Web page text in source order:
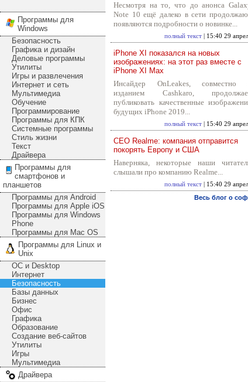
Программы для
Windows
Безопасность
Графика и дизайн
Деловые программы
Утилиты
Игры и развлечения
Интернет и сеть
Мультимедиа
Обучение
Программирование
Программы для КПК
Системные программы
Стиль жизни
Текст
Драйвера
Программы для
смартфонов и
планшетов
Программы для Android
Программы для Apple iOS
Программы для Windows
Phone
Программы для Mac OS
Программы для Linux и
Unix
ОС и Desktop
Интернет
Безопасность
Базы данных
Бизнес
Офис
Графика
Образование
Создание веб-сайтов
Утилиты
Игры
Мультимедиа
Драйвера
Несмотря на то, что до анонса
Note 10 ещё далеко в сети
появляются подробности о новинке...
полный текст | 15:40 29
iPhone XI показался на новых
изображениях: на этот раз вместе с
iPhone XI Max
Инсайдер OnLeakes, совместно
изданием Cashkaro,
публиковать качественные
будущих iPhone 2019...
полный текст | 15:40 29
CEO Realme: компания отправится
покорять Европу и США
Наверняка, некоторые наши
слышали про компанию Realme...
полный текст | 15:40 29
Весь блог о